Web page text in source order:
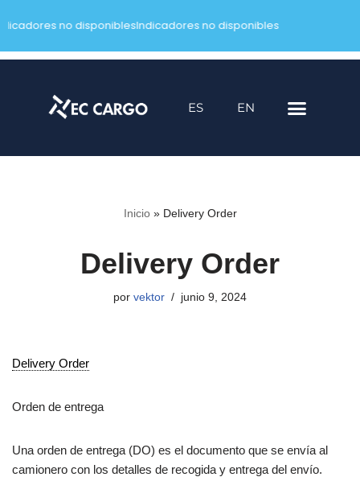
al
no disponiblesIndicadores no disponibles
ES EN
Inicio» Delivery Order
Delivery Order
por vektor junio 9, 2024
Delivery Order
Orden de entrega
Una orden de entrega (DO) es el documento que se envía al
camionero con los detalles de recogida y entrega del envío.